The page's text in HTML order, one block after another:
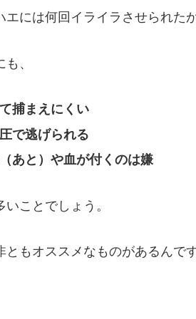
エには何回イライラさせられた
、
捕まえにくい
で逃げられる
あと）や血が付くのは嫌
いことでしょう。
ともオススメなものがあるんです